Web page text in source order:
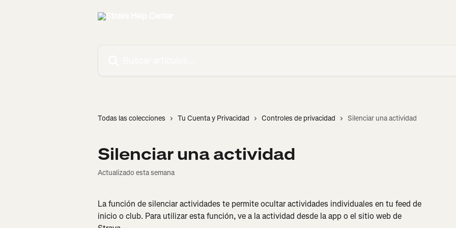
Todas las colecciones Tu Cuenta y Privacidad Controles de privacidad Silenciar una actividad
Silenciar una actividad
Actualizado esta semana
La función de silenciar actividades te permite ocultar actividades individuales en tu feed de
inicio o club. Para utilizar esta función, ve a la actividad desde la app o el sitio web de